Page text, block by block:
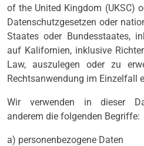
of the United Kingdom (UKSC)
Datenschutzgesetzen oder
Staates oder Bundesstaates,
auf Kalifornien, inklusive
Law, auszulegen oder zu
Rechtsanwendung im Einzelfall
Wir verwenden in dieser
anderem die folgenden Begriffe:
a) personenbezogene Daten